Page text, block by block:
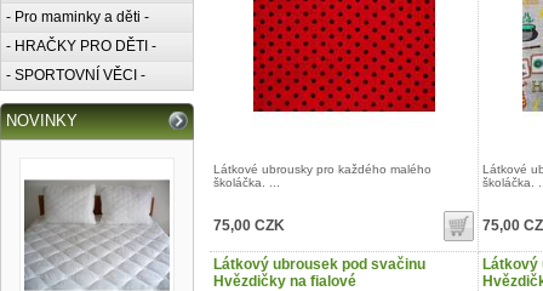
- Pro maminky a děti -
- HRAČKY PRO DĚTI -
- SPORTOVNÍ VĚCI -
NOVINKY
Látkové ubrousky pro každého malého
školáčka. ...
75,00 CZK
Látkové
školáčka.
75,00
Látkový ubrousek pod svačinu
Hvězdičky na fialové
Látkový